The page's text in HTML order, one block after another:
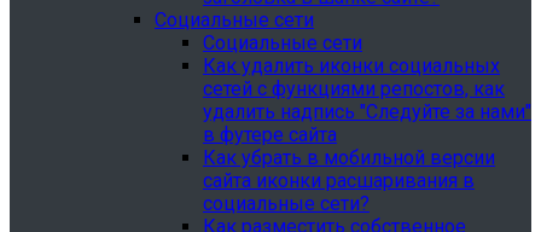
Социальные сети
Социальные сети
Как удалить иконки социальных
сетей с функциями репостов, как
удалить надпись "Следуйте за нами"
в футере сайта
Как убрать в мобильной версии
сайта иконки расшаривания в
социальные сети?
Как разместить собственное